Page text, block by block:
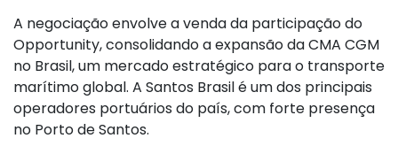
A negociação envolve a venda da participação do
Opportunity, consolidando a expansão da CMA CGM
no Brasil, um mercado estratégico para o transporte
marítimo global. A Santos Brasil é um dos principais
operadores portuários do país, com forte presença
no Porto de Santos.